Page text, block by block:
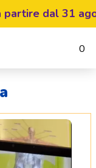
dal 31
0